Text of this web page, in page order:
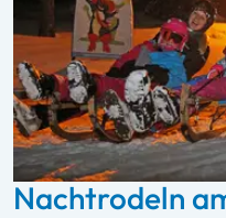
Nachtrodeln